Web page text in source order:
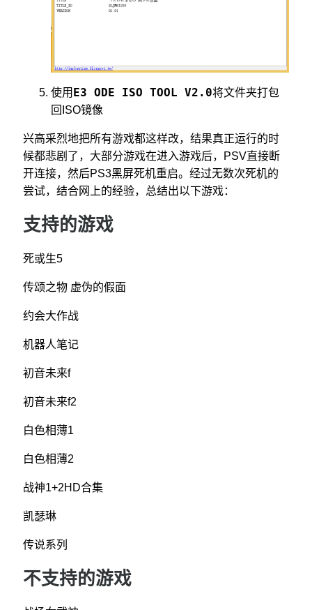
使用 E3 ODE ISO TOOL V2.0将文件夹打包
回ISO镜像
兴高采烈地把所有游戏都这样改，结果真正运行的时
候都悲剧了，大部分游戏在进入游戏后，PSV直接断
开连接，然后PS3黑屏死机重启。经过无数次死机的
尝试，结合网上的经验，总结出以下游戏：
支持的游戏
死或生5
传颂之物 虚伪的假面
约会大作战
机器人笔记
初音未来f
初音未来f2
白色相薄1
白色相薄2
战神1+2HD合集
凯瑟琳
传说系列
不支持的游戏